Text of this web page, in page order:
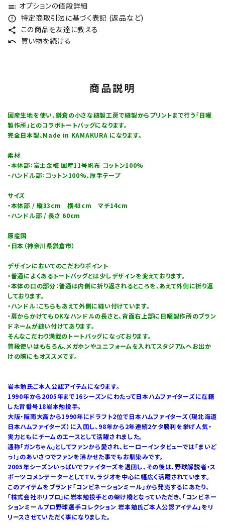
toc オプションの値段詳細
error_outline 特定商取引法に基づく表記 (返品など)
share この商品を友達に教える
undo 買い物を続ける
商品説明
国産生地を使い、鎌倉の小さな縫製工房で縫製からプリントまで行う「日曜
製作所」とのコラボトートバッグになります。
完全日本製、Made in KAMAKURA になります。
素材
・本体部：富士金梅 国産11号帆布 コットン100%
・ハンドル部：コットン100%、厚手テープ
サイズ
・本体部 / 縦33cm 横43cm マチ14cm
・ハンドル部 / 長さ 60cm
原産国
・日本（神奈川県鎌倉市）
デザインにおいてのこだわりポイント
・普通によくあるトートバッグとは少しデザインを変えております。
・本体の口の部分：普通は内側に折り返されるところを、あえて外側に折り返
しております。
・ハンドル：こちらもあえて外側に縫い付けています。
・肩からかけてもOKなハンドルの長さと、背面右上部に日曜製作所のブラン
ドネームが縫い付けてあります。
そんなこだわり満載のトートバッグになっております。
普段使いはもちろん、メガホンやユニフォームを入れてスタジアムへお出か
けの際にもオススメです。
岩本勉氏ご本人公認アイテムになります。
1990年から2005年まで16シーズンにわたって日本ハムファイターズに在籍
した背番号18岩本勉投手。
大阪・阪南大高から1990年にドラフト2位で日本ハムファイターズ（現北海道
日本ハムファイターズ）に入団し、98年から2年連続2ケタ勝利を挙げ人気・
実力ともにチームのエースとして活躍されました。
通称「ガンちゃん」としてファンから愛され、ヒーローインタビューでは「まいど
っ！」のあいさつでファンを沸かせた事でもお馴染みです。
2005年シーズンいっぱいでファイターズを退団し、その後は、野球解説者・ス
ポーツコメンテーターとしてTV、ラジオを中心に幅広く活躍されています。
このアイテムをブランド「コンビネーションミール」から発売するにあたり、
「株式会社ホリプロ」に岩本勉投手との架け橋となっていただき、「コンビネー
ションミールプロ野球選手コレクション 岩本勉氏ご本人公認アイテム」をリ
リースさせていただく事になりました。